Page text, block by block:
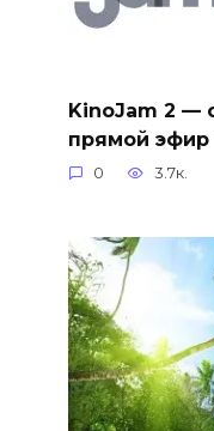
KinoJam 2 —
прямой эфир
0 3.7к.